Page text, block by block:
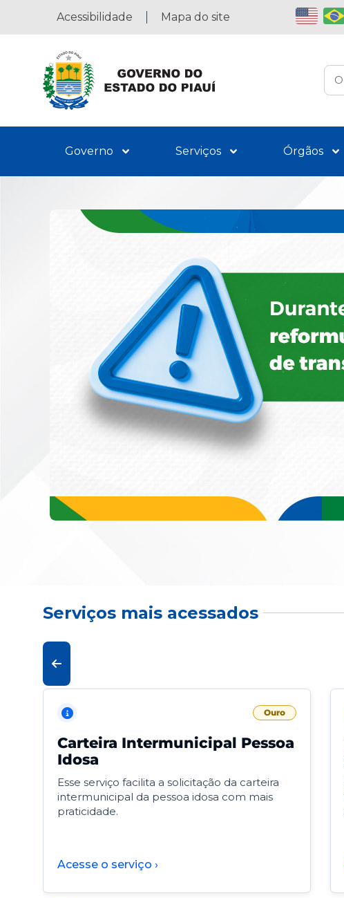
Acessibilidade Mapa do site
Governo Serviços Órgãos
Serviços mais acessados
Ouro
Carteira Intermunicipal Pessoa
Idosa
Esse serviço facilita a solicitação da carteira
intermunicipal da pessoa idosa com mais
praticidade.
Acesse o serviço ›